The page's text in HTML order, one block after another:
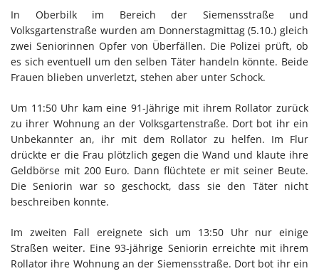
In Oberbilk im Bereich der Siemensstraße und
Volksgartenstraße wurden am Donnerstagmittag (5.10.) gleich
zwei Seniorinnen Opfer von Überfällen. Die Polizei prüft, ob
es sich eventuell um den selben Täter handeln könnte. Beide
Frauen blieben unverletzt, stehen aber unter Schock.
Um 11:50 Uhr kam eine 91-Jährige mit ihrem Rollator zurück
zu ihrer Wohnung an der Volksgartenstraße. Dort bot ihr ein
Unbekannter an, ihr mit dem Rollator zu helfen. Im Flur
drückte er die Frau plötzlich gegen die Wand und klaute ihre
Geldbörse mit 200 Euro. Dann flüchtete er mit seiner Beute.
Die Seniorin war so geschockt, dass sie den Täter nicht
beschreiben konnte.
Im zweiten Fall ereignete sich um 13:50 Uhr nur einige
Straßen weiter. Eine 93-jährige Seniorin erreichte mit ihrem
Rollator ihre Wohnung an der Siemensstraße. Dort bot ihr ein